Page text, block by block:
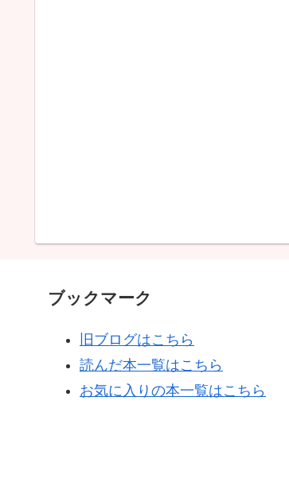
ブックマーク
旧ブログはこちら
読んだ本一覧はこちら
お気に入りの本一覧はこちら